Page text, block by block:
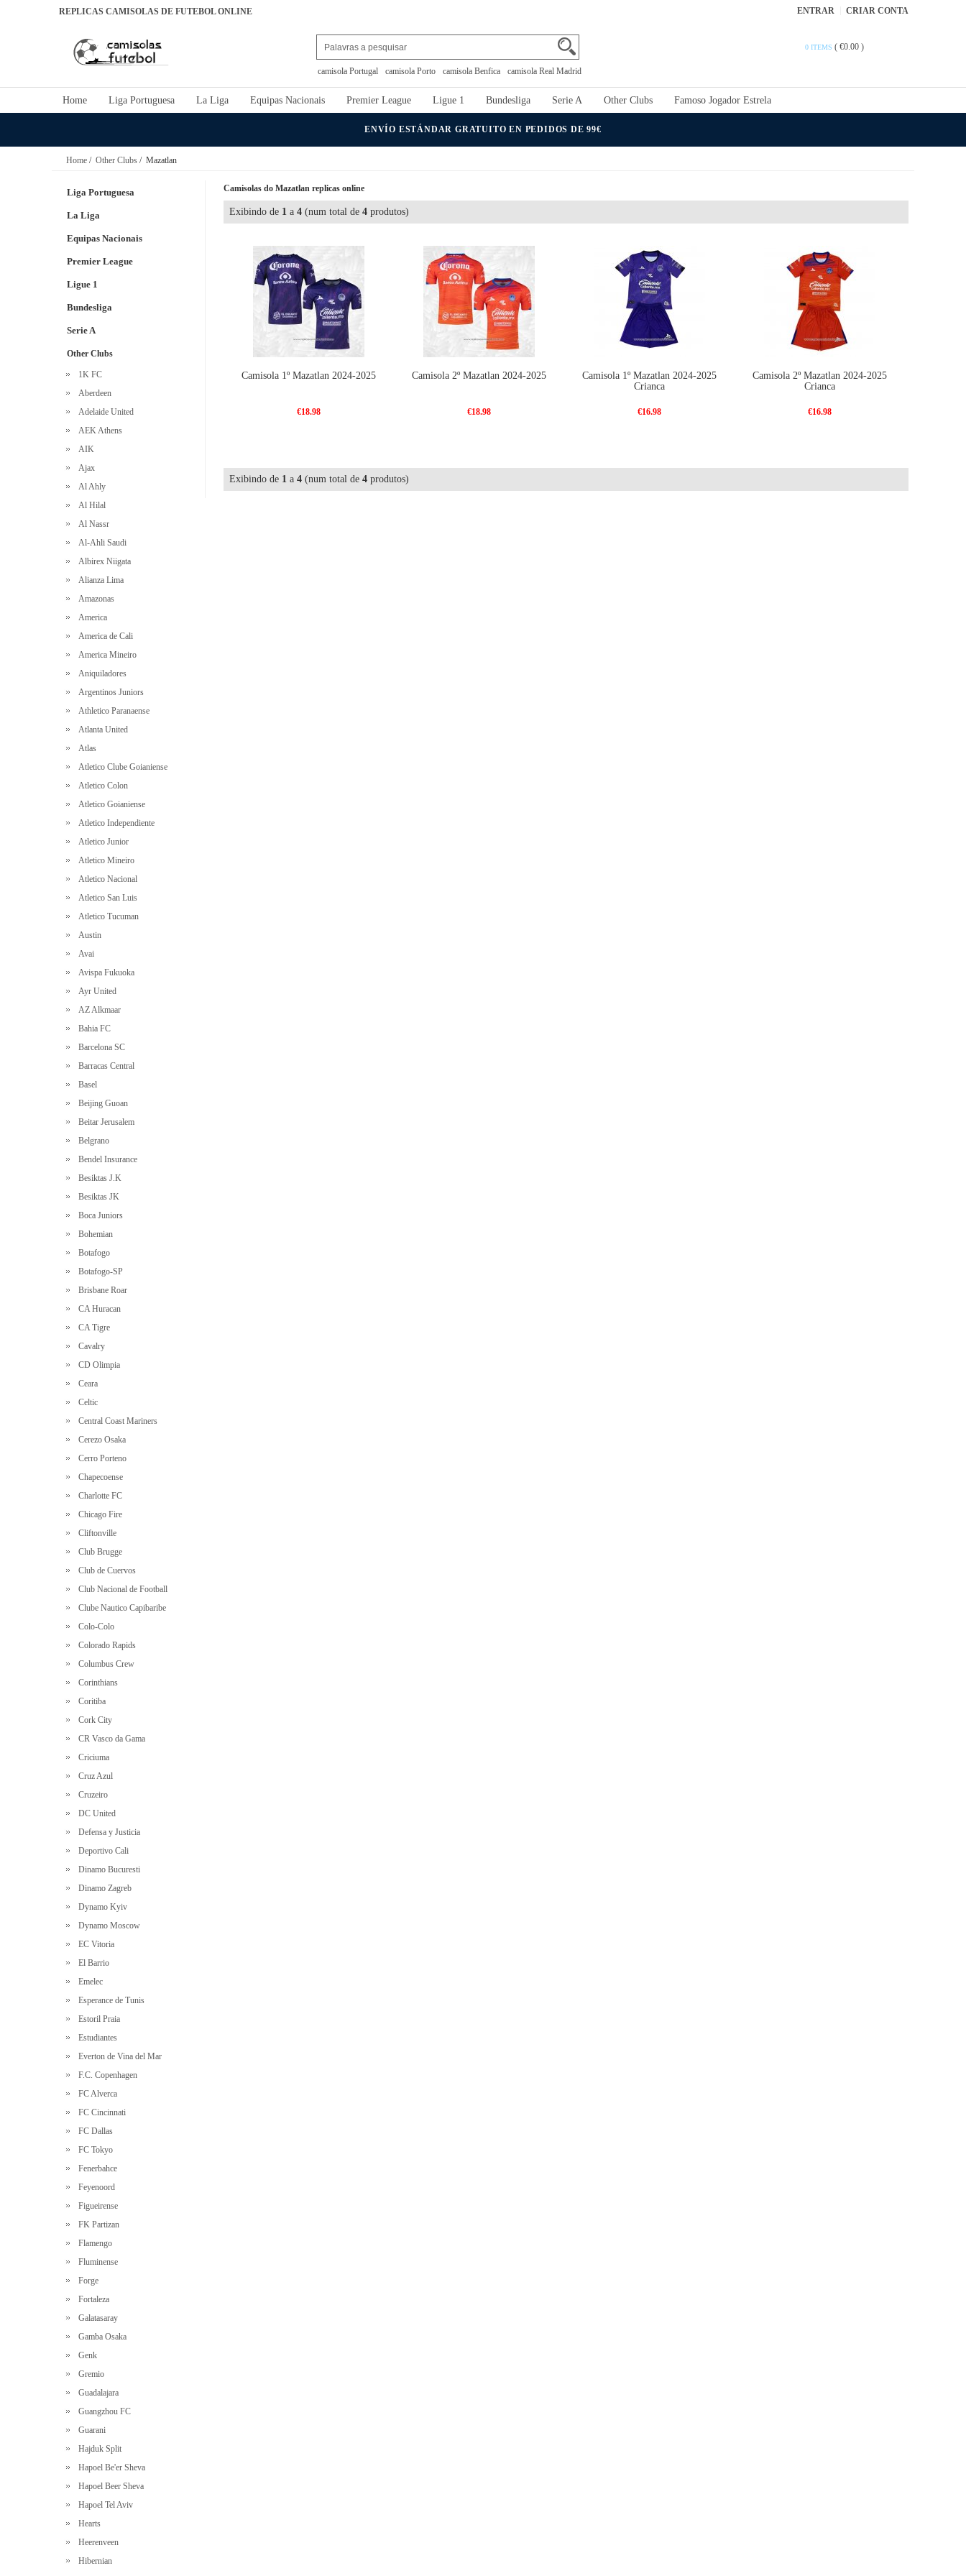
REPLICAS CAMISOLAS DE FUTEBOL ONLINE ENTRAR CRIAR CONTA
camisola Portugal camisola Porto camisola Benfica camisola Real Madrid
0 ITEMS ( €0.00 )
Home Liga Portuguesa La Liga Equipas Nacionais Premier League Ligue 1 Bundesliga Serie A Other Clubs Famoso Jogador Estrela
ENVÍO ESTÁNDAR GRATUITO EN PEDIDOS DE 99€
Home / Other Clubs / Mazatlan
Liga Portuguesa
La Liga
Equipas Nacionais
Premier League
Ligue 1
Bundesliga
Serie A
Other Clubs
1K FC
Aberdeen
Adelaide United
AEK Athens
AIK
Ajax
Al Ahly
Al Hilal
Al Nassr
Al-Ahli Saudi
Albirex Niigata
Alianza Lima
Amazonas
America
America de Cali
America Mineiro
Aniquiladores
Argentinos Juniors
Athletico Paranaense
Atlanta United
Atlas
Atletico Clube Goianiense
Atletico Colon
Atletico Goianiense
Atletico Independiente
Atletico Junior
Atletico Mineiro
Atletico Nacional
Atletico San Luis
Atletico Tucuman
Austin
Avai
Avispa Fukuoka
Ayr United
AZ Alkmaar
Bahia FC
Barcelona SC
Barracas Central
Basel
Beijing Guoan
Beitar Jerusalem
Belgrano
Bendel Insurance
Besiktas J.K
Besiktas JK
Boca Juniors
Bohemian
Botafogo
Botafogo-SP
Brisbane Roar
CA Huracan
CA Tigre
Cavalry
CD Olimpia
Ceara
Celtic
Central Coast Mariners
Cerezo Osaka
Cerro Porteno
Chapecoense
Charlotte FC
Chicago Fire
Cliftonville
Club Brugge
Club de Cuervos
Club Nacional de Football
Clube Nautico Capibaribe
Colo-Colo
Colorado Rapids
Columbus Crew
Corinthians
Coritiba
Cork City
CR Vasco da Gama
Criciuma
Cruz Azul
Cruzeiro
DC United
Defensa y Justicia
Deportivo Cali
Dinamo Bucuresti
Dinamo Zagreb
Dynamo Kyiv
Dynamo Moscow
EC Vitoria
El Barrio
Emelec
Esperance de Tunis
Estoril Praia
Estudiantes
Everton de Vina del Mar
F.C. Copenhagen
FC Alverca
FC Cincinnati
FC Dallas
FC Tokyo
Fenerbahce
Feyenoord
Figueirense
FK Partizan
Flamengo
Fluminense
Forge
Fortaleza
Galatasaray
Gamba Osaka
Genk
Gremio
Guadalajara
Guangzhou FC
Guarani
Hajduk Split
Hapoel Be'er Sheva
Hapoel Beer Sheva
Hapoel Tel Aviv
Hearts
Heerenveen
Hibernian
Camisolas do Mazatlan replicas online
Exibindo de 1 a 4 (num total de 4 produtos)
Camisola 1º Mazatlan 2024-2025
€18.98
Camisola 2º Mazatlan 2024-2025
€18.98
Camisola 1º Mazatlan 2024-2025
Crianca
€16.98
Camisola 2º Mazatlan 2024-2025
Crianca
€16.98
Exibindo de 1 a 4 (num total de 4 produtos)